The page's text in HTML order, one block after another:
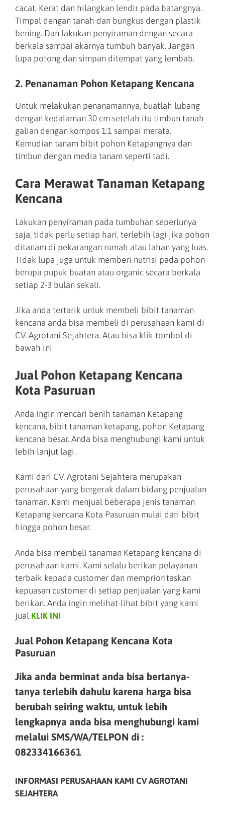
cacat. Kerat dan hilangkan lendir pada batangnya.
Timpal dengan tanah dan bungkus dengan plastik
bening. Dan lakukan penyiraman dengan secara
berkala sampai akarnya tumbuh banyak. Jangan
lupa potong dan simpan ditempat yang lembab.
2. Penanaman Pohon Ketapang Kencana
Untuk melakukan penanamannya, buatlah lubang
dengan kedalaman 30 cm setelah itu timbun tanah
galian dengan kompos 1:1 sampai merata.
Kemudian tanam bibit pohon Ketapangnya dan
timbun dengan media tanam seperti tadi.
Cara Merawat Tanaman Ketapang
Kencana
Lakukan penyiraman pada tumbuhan seperlunya
saja, tidak perlu setiap hari, terlebih lagi jika pohon
ditanam di pekarangan rumah atau lahan yang luas.
Tidak lupa juga untuk memberi nutrisi pada pohon
berupa pupuk buatan atau organic secara berkala
setiap 2-3 bulan sekali.
Jika anda tertarik untuk membeli bibit tanaman
kencana anda bisa membeli di perusahaan kami di
CV. Agrotani Sejahtera. Atau bisa klik tombol di
bawah ini
Jual Pohon Ketapang Kencana
Kota Pasuruan
Anda ingin mencari benih tanaman Ketapang
kencana, bibit tanaman ketapang, pohon Ketapang
kencana besar. Anda bisa menghubungi kami untuk
lebih lanjut lagi.
Kami dari CV. Agrotani Sejahtera merupakan
perusahaan yang bergerak dalam bidang penjualan
tanaman. Kami menjual beberapa jenis tanaman
Ketapang kencana Kota Pasuruan mulai dari bibit
hingga pohon besar.
Anda bisa membeli tanaman Ketapang kencana di
perusahaan kami. Kami selalu berikan pelayanan
terbaik kepada customer dan memprioritaskan
kepuasan customer di setiap penjualan yang kami
berikan. Anda ingin melihat-lihat bibit yang kami
jual KLIK INI
Jual Pohon Ketapang Kencana Kota
Pasuruan
Jika anda berminat anda bisa bertanya-
tanya terlebih dahulu karena harga bisa
berubah seiring waktu, untuk lebih
lengkapnya anda bisa menghubungi kami
melalui SMS/WA/TELPON di :
082334166361
INFORMASI PERUSAHAAN KAMI CV AGROTANI
SEJAHTERA